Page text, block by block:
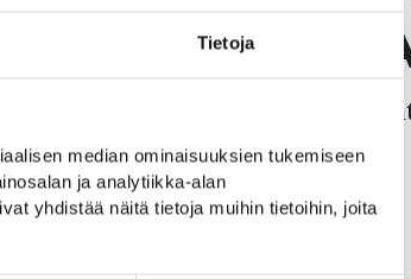
Tietoja
median ominaisuuksien tukemiseen
ja analytiikka-alan
yhdistää näitä tietoja muihin tietoihin, joita
AND
City Theatre and Theatre